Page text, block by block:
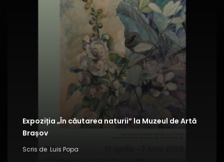
Expoziția „În căutarea naturii” la Muzeul de Artă
Brașov
Scris de Luis Popa